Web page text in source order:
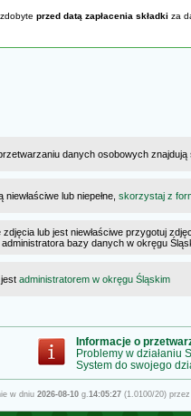
przed datą zapłacenia składki za
danych osobowych
lub niepełne, skorzystaj z
zdjęcia lub jest niewłaściwe przygotuj
administratora bazy danych w okręgu
administratorem w okręgu Śląskim
Informacje o
Problemy w działaniu
System do swojego
w dniu 2026-08-10g.14:05:27(1.0100/20)